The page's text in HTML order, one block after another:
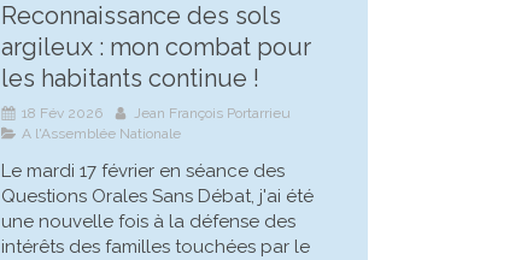
Reconnaissance des sols
argileux : mon combat pour
les habitants continue !
18 Fév 2026
Jean François Portarrieu
A l'Assemblée Nationale
Le mardi 17 février en séance des
Questions Orales Sans Débat, j'ai été
une nouvelle fois à la défense des
intérêts des familles touchées par le